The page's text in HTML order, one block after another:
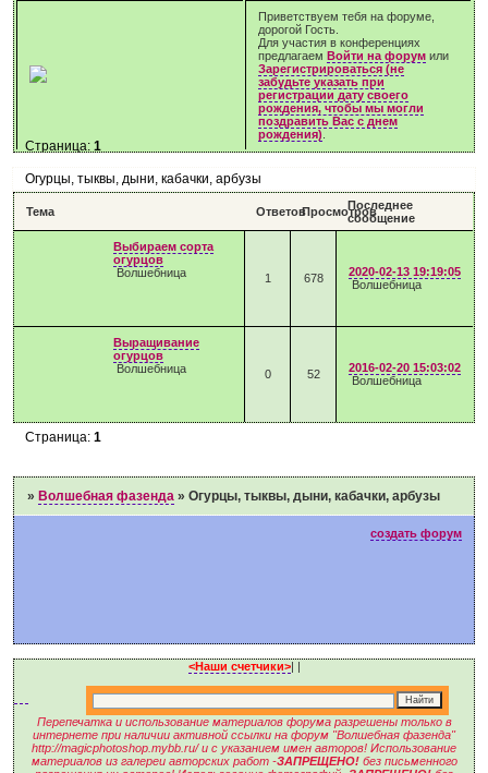
Приветствуем тебя на форуме,
дорогой Гость.
Для участия в конференциях
предлагаемВойти на форум или
Зарегистрироваться (не
забудьте указать при
регистрации дату своего
рождения, чтобы мы могли
поздравить Вас с днем
рождения)
Огурцы, тыквы, дыни, кабачки, арбузы
Страница:1
Тема ОтветовПросмотровПоследнее
сообщение
Выбираем сорта
огурцов
Волшебница
1 678
2020-02-13 19:19:05
Волшебница
Выращивание
огурцов
Волшебница
0 52
2016-02-20 15:03:02
Волшебница
Страница:1
»Волшебная фазенда »Огурцы, тыквы, дыни, кабачки, арбузы
создать форум
<Наши счетчики>| |
Перепечатка и использование материалов форума разрешены только в
интернете при наличии активной ссылки на форум "Волшебная фазенда"
http://magicphotoshop.mybb.ru/ и с указанием имен авторов! Использование
материалов из галереи авторских работ -ЗАПРЕЩЕНО!без письменного